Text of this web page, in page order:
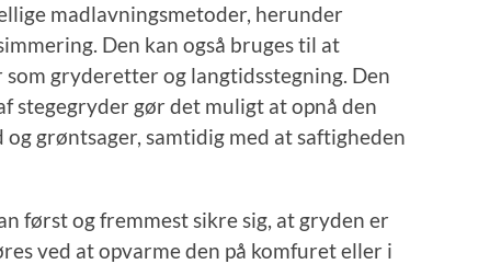
madlavningsmetoder, herunder
Den kan også bruges til at
gryderetter og langtidsstegning. Den
stegegryder gør det muligt at opnå den
grøntsager, samtidig med at saftigheden
først og fremmest sikre sig, at gryden er
ved at opvarme den på komfuret eller i